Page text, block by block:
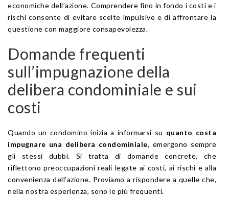
economiche dell’azione. Comprendere fino in fondo i costi e i
rischi consente di evitare scelte impulsive e di affrontare la
questione con maggiore consapevolezza.
Domande frequenti
sull’impugnazione della
delibera condominiale e sui
costi
Quando un condomino inizia a informarsi su quanto costa
impugnare una delibera condominiale, emergono sempre
gli stessi dubbi. Si tratta di domande concrete, che
riflettono preoccupazioni reali legate ai costi, ai rischi e alla
convenienza dell’azione. Proviamo a rispondere a quelle che,
nella nostra esperienza, sono le più frequenti.